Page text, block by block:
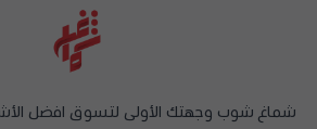
شماغ شوب وجهتك الأولى لتسوق افضل